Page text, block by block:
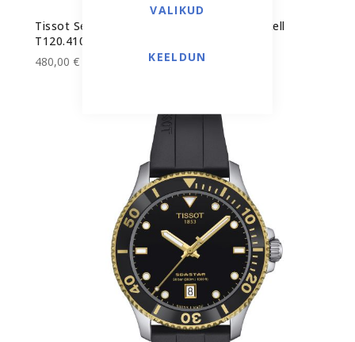
VALIKUD
KEELDUN
Tissot Seastar WILSON WNBA unisex käekell
T120.410.17.011.00
480,00 €